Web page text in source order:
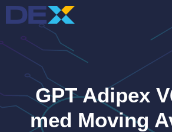
Hoppa
till
innehåll
GPT Adipex
med Moving